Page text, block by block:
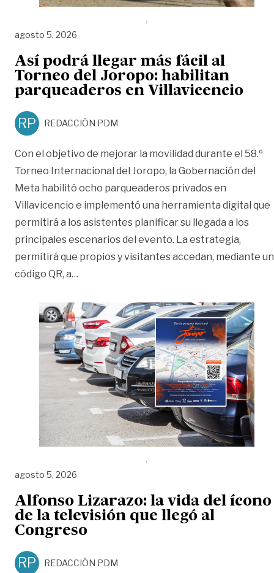
agosto 5, 2026
Así podrá llegar más fácil al
Torneo del Joropo: habilitan
parqueaderos en Villavicencio
RP REDACCIÓN PDM
Con el objetivo de mejorar la movilidad durante el 58.º
Torneo Internacional del Joropo, la Gobernación del
Meta habilitó ocho parqueaderos privados en
Villavicencio e implementó una herramienta digital que
permitirá a los asistentes planificar su llegada a los
principales escenarios del evento. La estrategia,
permitirá que propios y visitantes accedan, mediante un
código QR, a…
agosto 5, 2026
Alfonso Lizarazo: la vida del ícono
de la televisión que llegó al
Congreso
RP REDACCIÓN PDM